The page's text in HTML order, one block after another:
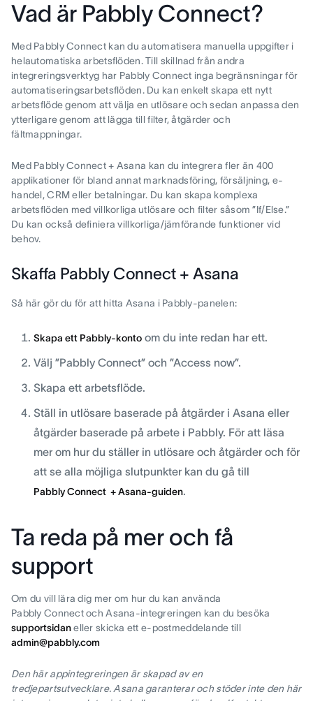
Vad är Pabbly Connect?
Med Pabbly Connect kan du automatisera manuella uppgifter i
helautomatiska arbetsflöden. Till skillnad från andra
integreringsverktyg har Pabbly Connect inga begränsningar för
automatiseringsarbetsflöden. Du kan enkelt skapa ett nytt
arbetsflöde genom att välja en utlösare och sedan anpassa den
ytterligare genom att lägga till filter, åtgärder och
fältmappningar.
Med Pabbly Connect + Asana kan du integrera fler än 400
applikationer för bland annat marknadsföring, försäljning, e-
handel, CRM eller betalningar. Du kan skapa komplexa
arbetsflöden med villkorliga utlösare och filter såsom ”If/Else.”
Du kan också definiera villkorliga/jämförande funktioner vid
behov.
Skaffa Pabbly Connect + Asana
Så här gör du för att hitta Asana i Pabbly-panelen:
Skapa ett Pabbly-konto om du inte redan har ett.
Välj ”Pabbly Connect” och ”Access now”.
Skapa ett arbetsflöde.
Ställ in utlösare baserade på åtgärder i Asana eller
åtgärder baserade på arbete i Pabbly. För att läsa
mer om hur du ställer in utlösare och åtgärder och för
att se alla möjliga slutpunkter kan du gå till
Pabbly Connect + Asana-guiden.
Ta reda på mer och få
support
Om du vill lära dig mer om hur du kan använda
Pabbly Connect och Asana-integreringen kan du besöka
supportsidaneller skicka ett e-postmeddelande till
admin@pabbly.com
Den här appintegreringen är skapad av en
tredjepartsutvecklare. Asana garanterar och stöder inte den här